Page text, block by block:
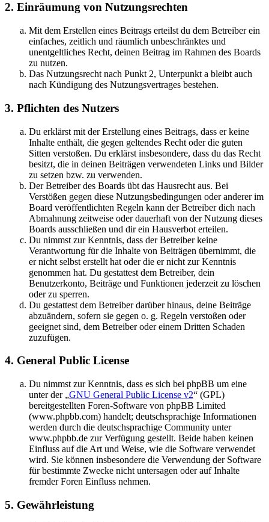
2. Einräumung von Nutzungsrechten
Mit dem Erstellen eines Beitrags erteilst du dem Betreiber ein
einfaches, zeitlich und räumlich unbeschränktes und
unentgeltliches Recht, deinen Beitrag im Rahmen des Boards
zu nutzen.
Das Nutzungsrecht nach Punkt 2, Unterpunkt a bleibt auch
nach Kündigung des Nutzungsvertrages bestehen.
3. Pflichten des Nutzers
Du erklärst mit der Erstellung eines Beitrags, dass er keine
Inhalte enthält, die gegen geltendes Recht oder die guten
Sitten verstoßen. Du erklärst insbesondere, dass du das Recht
besitzt, die in deinen Beiträgen verwendeten Links und Bilder
zu setzen bzw. zu verwenden.
Der Betreiber des Boards übt das Hausrecht aus. Bei
Verstößen gegen diese Nutzungsbedingungen oder anderer im
Board veröffentlichten Regeln kann der Betreiber dich nach
Abmahnung zeitweise oder dauerhaft von der Nutzung dieses
Boards ausschließen und dir ein Hausverbot erteilen.
Du nimmst zur Kenntnis, dass der Betreiber keine
Verantwortung für die Inhalte von Beiträgen übernimmt, die
er nicht selbst erstellt hat oder die er nicht zur Kenntnis
genommen hat. Du gestattest dem Betreiber, dein
Benutzerkonto, Beiträge und Funktionen jederzeit zu löschen
oder zu sperren.
Du gestattest dem Betreiber darüber hinaus, deine Beiträge
abzuändern, sofern sie gegen o. g. Regeln verstoßen oder
geeignet sind, dem Betreiber oder einem Dritten Schaden
zuzufügen.
4. General Public License
Du nimmst zur Kenntnis, dass es sich bei phpBB um eine
unter der „GNU General Public License v2“ (GPL)
bereitgestellten Foren-Software von phpBB Limited
(www.phpbb.com) handelt; deutschsprachige Informationen
werden durch die deutschsprachige Community unter
www.phpbb.de zur Verfügung gestellt. Beide haben keinen
Einfluss auf die Art und Weise, wie die Software verwendet
wird. Sie können insbesondere die Verwendung der Software
für bestimmte Zwecke nicht untersagen oder auf Inhalte
fremder Foren Einfluss nehmen.
5. Gewährleistung